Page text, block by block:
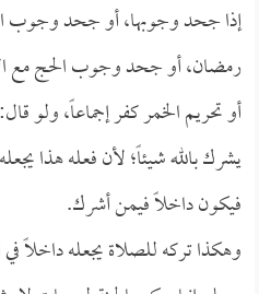
إذا جحد وجوبها، أو جحد وجوب
رمضان، أو جحد وجوب الحج مع
أو تحريم الخمر كفر إجماعاً، ولو
يشرك بالله شيئاً؛ لأن فعله هذا
فيكون داخلاً فيمن أشرك.
وهكذا تركه للصلاة يجعله داخلاً